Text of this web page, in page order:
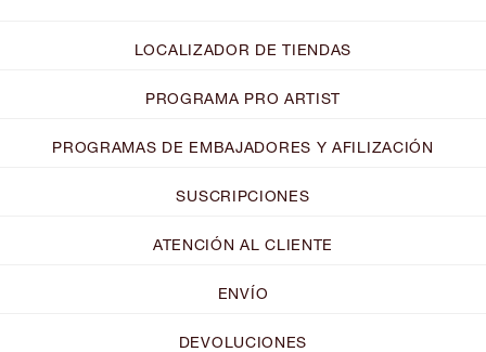
LOCALIZADOR DE TIENDAS
PROGRAMA PRO ARTIST
PROGRAMAS DE EMBAJADORES Y AFILIZACIÓN
SUSCRIPCIONES
ATENCIÓN AL CLIENTE
ENVÍO
DEVOLUCIONES